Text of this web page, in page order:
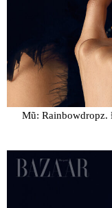
Mũ: Rainbowdropz.